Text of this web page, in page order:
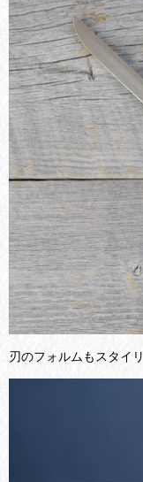
刃のフォルムもスタイリ